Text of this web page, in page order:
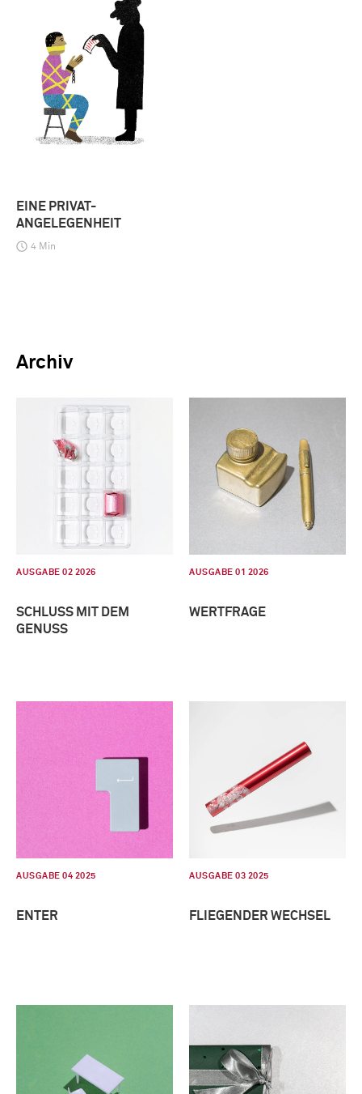
EINE PRIVAT-
ANGELEGENHEIT
4 Min
Archiv
AUSGABE 02 2026
SCHLUSS MIT DEM
GENUSS
AUSGABE 01 2026
WERTFRAGE
AUSGABE 04 2025
ENTER
AUSGABE 03 2025
FLIEGENDER WECHSEL